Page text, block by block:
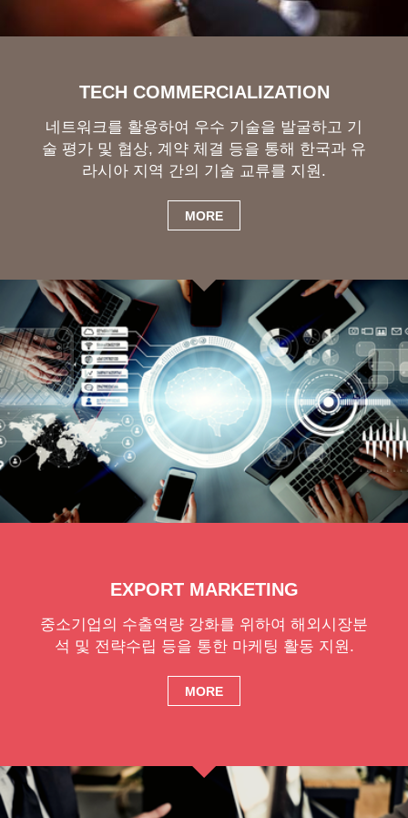
TECH COMMERCIALIZATION
네트워크를 활용하여 우수 기술을 발굴하고 기
술 평가 및 협상, 계약 체결 등을 통해 한국과 유
라시아 지역 간의 기술 교류를 지원.
MORE
EXPORT MARKETING
중소기업의 수출역량 강화를 위하여 해외시장분
석 및 전략수립 등을 통한 마케팅 활동 지원.
MORE